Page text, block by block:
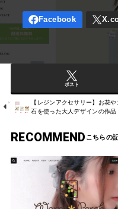
ポスト
【レジンアクセサリー】お花や
石を使った大人デザインの作品
RECOMMEND